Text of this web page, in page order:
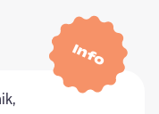
Info